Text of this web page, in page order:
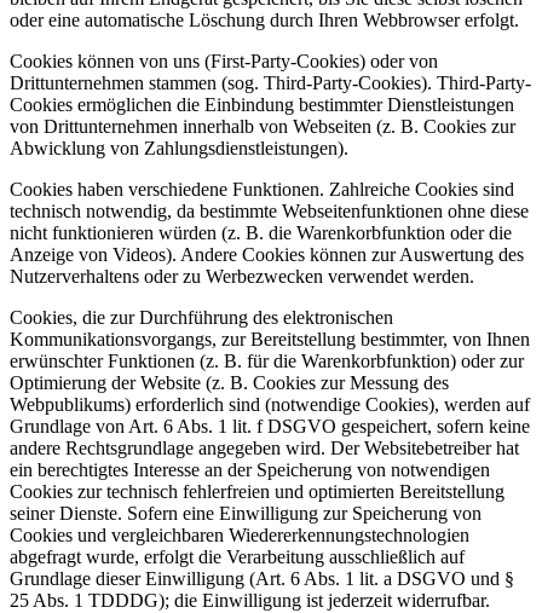
oder eine automatische Löschung durch Ihren Webbrowser erfolgt.
Cookies können von uns (First-Party-Cookies) oder von
Drittunternehmen stammen (sog. Third-Party-Cookies). Third-Party-
Cookies ermöglichen die Einbindung bestimmter Dienstleistungen
von Drittunternehmen innerhalb von Webseiten (z. B. Cookies zur
Abwicklung von Zahlungsdienstleistungen).
Cookies haben verschiedene Funktionen. Zahlreiche Cookies sind
technisch notwendig, da bestimmte Webseitenfunktionen ohne diese
nicht funktionieren würden (z. B. die Warenkorbfunktion oder die
Anzeige von Videos). Andere Cookies können zur Auswertung des
Nutzerverhaltens oder zu Werbezwecken verwendet werden.
Cookies, die zur Durchführung des elektronischen
Kommunikationsvorgangs, zur Bereitstellung bestimmter, von Ihnen
erwünschter Funktionen (z. B. für die Warenkorbfunktion) oder zur
Optimierung der Website (z. B. Cookies zur Messung des
Webpublikums) erforderlich sind (notwendige Cookies), werden auf
Grundlage von Art. 6 Abs. 1 lit. f DSGVO gespeichert, sofern keine
andere Rechtsgrundlage angegeben wird. Der Websitebetreiber hat
ein berechtigtes Interesse an der Speicherung von notwendigen
Cookies zur technisch fehlerfreien und optimierten Bereitstellung
seiner Dienste. Sofern eine Einwilligung zur Speicherung von
Cookies und vergleichbaren Wiedererkennungstechnologien
abgefragt wurde, erfolgt die Verarbeitung ausschließlich auf
Grundlage dieser Einwilligung (Art. 6 Abs. 1 lit. a DSGVO und §
25 Abs. 1 TDDDG); die Einwilligung ist jederzeit widerrufbar.